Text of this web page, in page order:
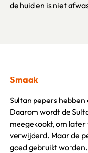
de huid en is niet
Smaak
Sultan pepers
Daarom wordt de
meegekookt, om
verwijderd. Maar de
goed gebruikt worden.